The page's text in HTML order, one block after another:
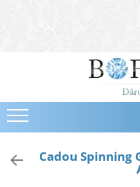
Bijuterii
Cercei
Bratari
ColiereCadou Spinning